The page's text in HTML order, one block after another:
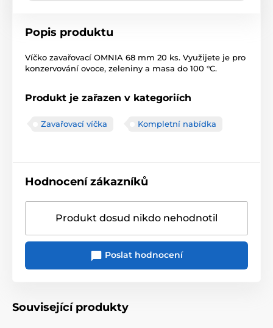
Popis produktu
Víčko zavařovací OMNIA 68 mm 20 ks. Využijete je pro
konzervování ovoce, zeleniny a masa do 100 °C.
Produkt je zařazen v kategoriích
Zavařovací víčka Kompletní nabídka
Hodnocení zákazníků
Produkt dosud nikdo nehodnotil
Poslat hodnocení
Související produkty